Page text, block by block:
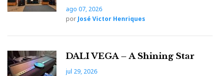
ago 07, 2026
por José Victor Henriques
DALI VEGA – A Shining Star
jul 29, 2026